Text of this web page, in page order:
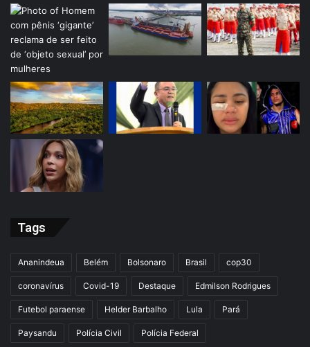
Tags
Ananindeua Belém Bolsonaro Brasil cop30
coronavírus Covid-19 Destaque Edmilson Rodrigues
Futebol paraense Helder Barbalho Lula Pará
Paysandu Polícia Civil Polícia Federal